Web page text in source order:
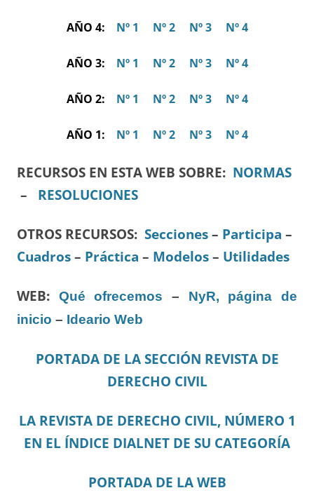
AÑO 4: Nº 1 Nº 2 Nº 3 Nº 4
AÑO 3: Nº 1 Nº 2 Nº 3 Nº 4
AÑO 2: Nº 1 Nº 2 Nº 3 Nº 4
AÑO 1: Nº 1 Nº 2 Nº 3 Nº 4
RECURSOS EN ESTA WEB SOBRE: NORMAS
– RESOLUCIONES
OTROS RECURSOS: Secciones – Participa –
Cuadros – Práctica – Modelos – Utilidades
WEB: Qué ofrecemos – NyR, página de
inicio – Ideario Web
PORTADA DE LA SECCIÓN REVISTA DE
DERECHO CIVIL
LA REVISTA DE DERECHO CIVIL, NÚMERO 1
EN EL ÍNDICE DIALNET DE SU CATEGORÍA
PORTADA DE LA WEB